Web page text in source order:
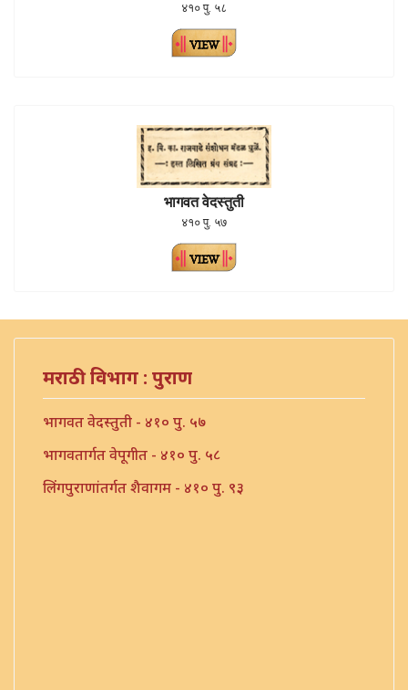
४१० पु. ५८
भागवत वेदस्तुती
४१० पु. ५७
मराठी विभाग : पुराण
भागवत वेदस्तुती - ४१० पु. ५७
भागवतार्गत वेपूगीत - ४१० पु. ५८
लिंगपुराणांतर्गत शैवागम - ४१० पु. ९३